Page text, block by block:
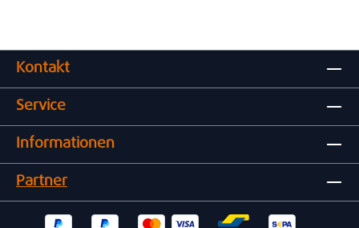
Kontakt
Service
Informationen
Partner